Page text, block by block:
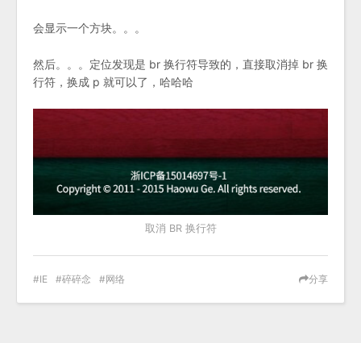
会显示一个方块。。。
然后。。。定位发现是 br 换行符导致的，直接取消掉 br 换
行符，换成 p 就可以了，哈哈哈
取消 BR 换行符
分享
IE 碎碎念 网络